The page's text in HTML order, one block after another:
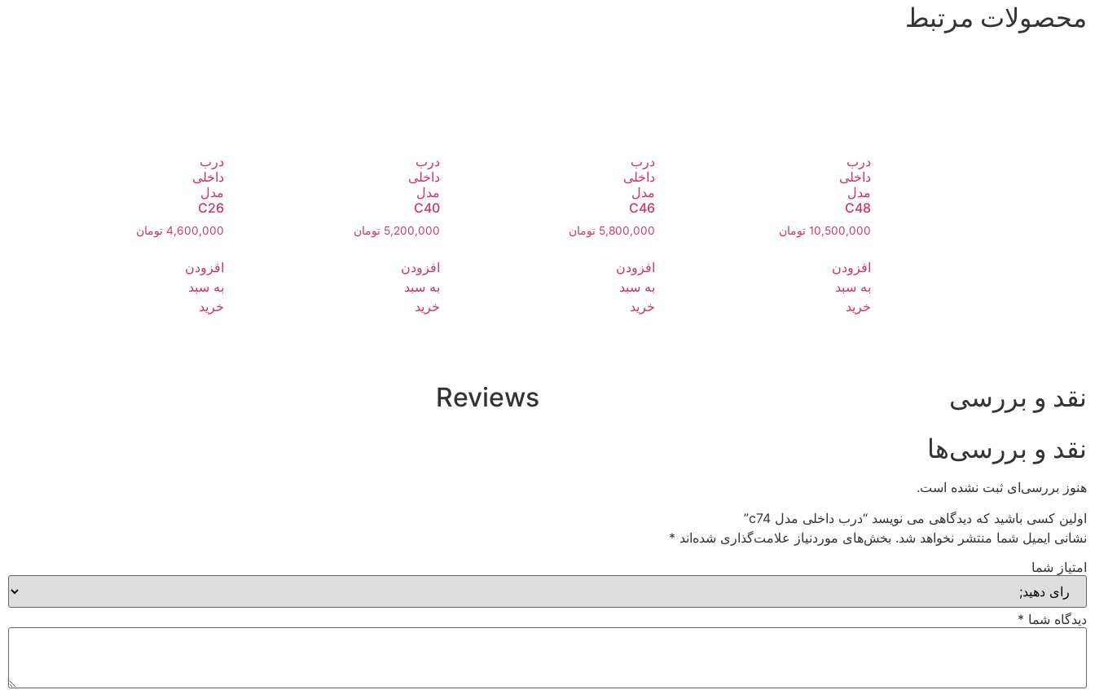
محصولات مرتبط
درب
داخلی
مدل
C48
10,500,000 تومان
افزودن
به سبد
خرید
درب
داخلی
مدل
C46
5,800,000 تومان
افزودن
به سبد
خرید
درب
داخلی
مدل
C40
5,200,000 تومان
افزودن
به سبد
خرید
درب
داخلی
مدل
C26
4,600,000 تومان
افزودن
به سبد
خرید
نقد و بررسی
Reviews
نقد و بررسی‌ها
هنوز بررسی‌ای ثبت نشده است.
اولین کسی باشید که دیدگاهی می نویسد “درب داخلی مدل c74”
نشانی ایمیل شما منتشر نخواهد شد. بخش‌های موردنیاز علامت‌گذاری شده‌اند *
امتیاز شما
دیدگاه شما *